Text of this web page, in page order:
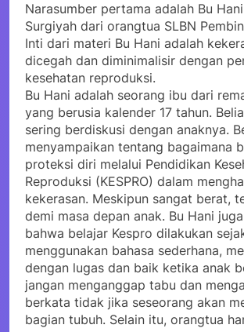
Narasumber pertama adalah Bu
Surgiyah dari orangtua SLBN
Inti dari materi Bu Hani adalah
dicegah dan diminimalisir dengan
kesehatan reproduksi.
Bu Hani adalah seorang ibu dari
yang berusia kalender 17 tahun.
sering berdiskusi dengan anaknya.
menyampaikan tentang bagaimana
proteksi diri melalui Pendidikan
Reproduksi (KESPRO) dalam
kekerasan. Meskipun sangat berat,
demi masa depan anak. Bu Hani
bahwa belajar Kespro dilakukan
menggunakan bahasa sederhana,
dengan lugas dan baik ketika anak
jangan menganggap tabu dan
berkata tidak jika seseorang akan
bagian tubuh. Selain itu, orangtua